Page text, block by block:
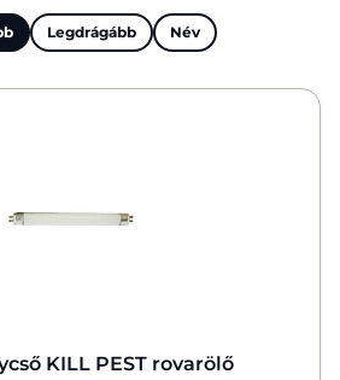
Legdrágább Név
KILL PEST rovarölő